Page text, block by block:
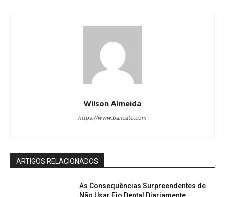
Wilson Almeida
https://www.bancato.com
ARTIGOS RELACIONADOS
As Consequências Surpreendentes de
Não Usar Fio Dental Diariamente